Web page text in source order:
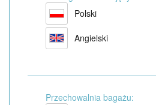
Polski
Angielski
Przechowalnia bagażu: